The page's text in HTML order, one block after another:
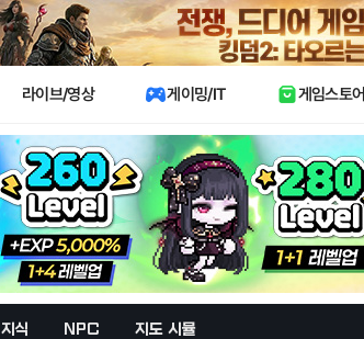
라이브/영상 게이밍/IT 게임스토어
지식 NPC 지도 시뮬